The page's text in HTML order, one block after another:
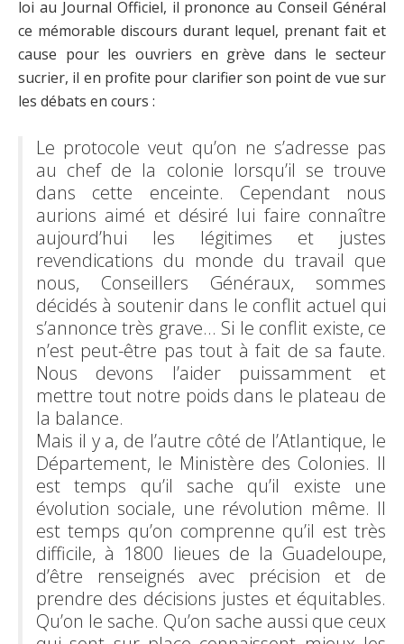
loi au Journal Officiel, il prononce au Conseil Général
ce mémorable discours durant lequel, prenant fait et
cause pour les ouvriers en grève dans le secteur
sucrier, il en profite pour clarifier son point de vue sur
les débats en cours :
Le protocole veut qu’on ne s’adresse pas
au chef de la colonie lorsqu’il se trouve
dans cette enceinte. Cependant nous
aurions aimé et désiré lui faire connaître
aujourd’hui les légitimes et justes
revendications du monde du travail que
nous, Conseillers Généraux, sommes
décidés à soutenir dans le conflit actuel qui
s’annonce très grave... Si le conflit existe, ce
n’est peut-être pas tout à fait de sa faute.
Nous devons l’aider puissamment et
mettre tout notre poids dans le plateau de
la balance.
Mais il y a, de l’autre côté de l’Atlantique, le
Département, le Ministère des Colonies. Il
est temps qu’il sache qu’il existe une
évolution sociale, une révolution même. Il
est temps qu’on comprenne qu’il est très
difficile, à 1800 lieues de la Guadeloupe,
d’être renseignés avec précision et de
prendre des décisions justes et équitables.
Qu’on le sache. Qu’on sache aussi que ceux